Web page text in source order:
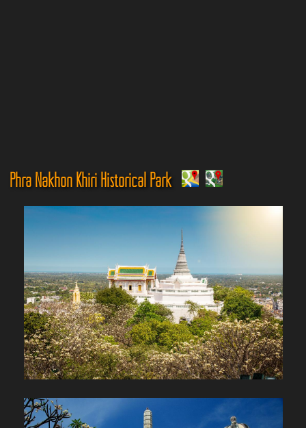
Phra Nakhon Khiri Historical Park